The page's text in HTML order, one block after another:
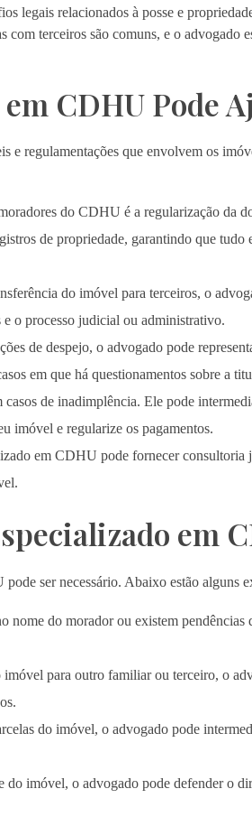
legais relacionados à posse e
com terceiros são comuns, e o advogado
CDHU Pode
e regulamentações que envolvem os
do CDHU é a regularização da
de propriedade, garantindo que tudo
do imóvel para terceiros, o
o processo judicial ou administrativo.
de despejo, o advogado pode
em que há questionamentos sobre a
de inadimplência. Ele pode
imóvel e regularize os pagamentos.
em CDHU pode fornecer consultoria
em
ser necessário. Abaixo estão alguns
nome do morador ou existem pendências
para outro familiar ou terceiro, o
do imóvel, o advogado pode
do imóvel, o advogado pode defender o